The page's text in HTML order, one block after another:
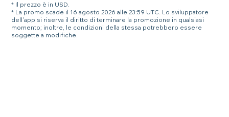
* Il prezzo è in USD.
* La promo scade il 16 agosto 2026 alle 23:59 UTC. Lo sviluppatore
dell'app si riserva il diritto di terminare la promozione in qualsiasi
momento; inoltre, le condizioni della stessa potrebbero essere
soggette a modifiche.